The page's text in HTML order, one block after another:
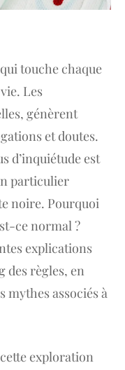
touche chaque
Les
génèrent
et doutes.
d’inquiétude est
particulier
noire. Pourquoi
ce normal ?
explications
des règles, en
mythes associés à
exploration